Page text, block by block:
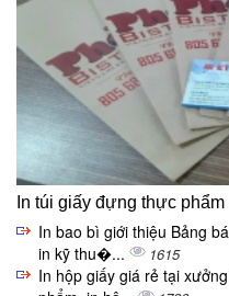
In túi giấy đựng thực
In bao bì giới thiệu Bảng
in kỹ thu�...
1615
In hộp giấy giá rẻ tại